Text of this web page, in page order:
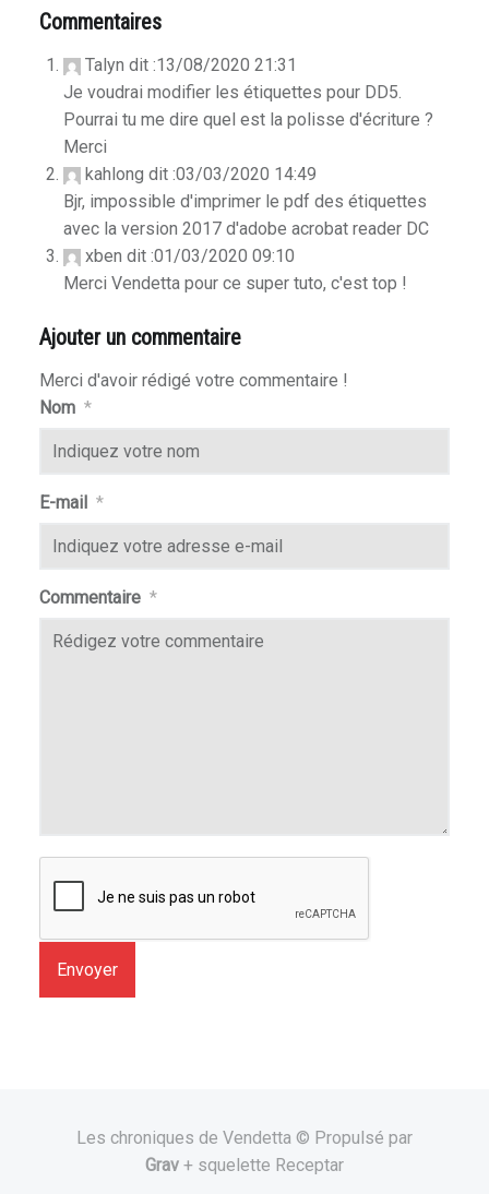
Commentaires
Talyn dit :13/08/2020 21:31
Je voudrai modifier les étiquettes pour DD5.
Pourrai tu me dire quel est la polisse d'écriture ?
Merci
kahlong dit :03/03/2020 14:49
Bjr, impossible d'imprimer le pdf des étiquettes
avec la version 2017 d'adobe acrobat reader DC
xben dit :01/03/2020 09:10
Merci Vendetta pour ce super tuto, c'est top !
Ajouter un commentaire
Merci d'avoir rédigé votre commentaire !
Nom *
E-mail *
Commentaire *
Envoyer
Les chroniques de Vendetta © Propulsé par
Grav + squelette Receptar